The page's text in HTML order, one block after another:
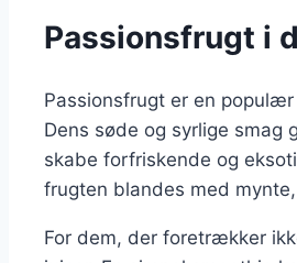
Passionsfrugt i
Passionsfrugt er en
Dens søde og syrlige smag
skabe forfriskende og
frugten blandes med
For dem, der foretrækker